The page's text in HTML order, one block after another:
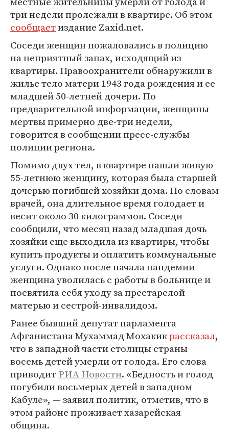
три недели пролежали в квартире. Об этом
сообщаетиздание Zaxid.net.
Соседи женщин пожаловались в полицию
на неприятный запах, исходящий из
квартиры. Правоохранители обнаружили в
жилье тело матери 1943 года рождения и ее
младшей 50-летней дочери. По
предварительной информации, женщины
мертвы примерно две-три недели,
говорится в сообщении пресс-службы
полиции региона.
Помимо двух тел, в квартире нашли живую
55-летнюю женщину, которая была старшей
дочерью погибшей хозяйки дома. По словам
врачей, она длительное время голодает и
весит около 30 килограммов. Соседи
сообщили, что месяц назад младшая дочь
хозяйки еще выходила из квартиры, чтобы
купить продукты и оплатить коммунальные
услуги. Однако после начала пандемии
женщина уволилась с работы в больнице и
посвятила себя уходу за престарелой
матерью и сестрой-инвалидом.
Ранее бывший депутат парламента
Афганистана Мухаммад Мохакикрассказал,
что в западной части столицы страны
восемь детей умерли от голода. Его слова
приводитРИА Новости. «Бедность и голод
погубили восьмерых детей в западном
Кабуле», — заявил политик, отметив, что в
этом районе проживает хазарейская
община.